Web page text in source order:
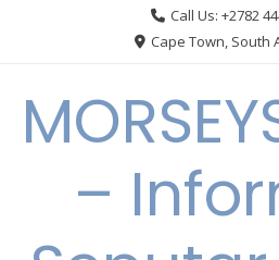
Call Us: +2782
Cape Town, South
–